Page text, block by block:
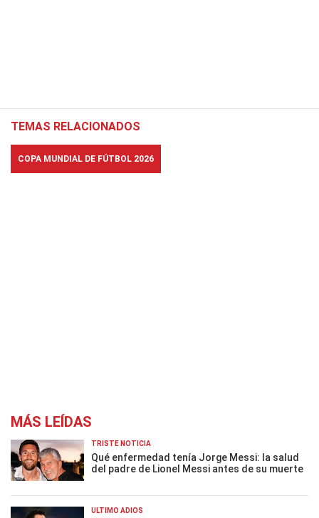
TEMAS RELACIONADOS
COPA MUNDIAL DE FÚTBOL 2026
MÁS LEÍDAS
TRISTE NOTICIA
Qué enfermedad tenía Jorge Messi: la salud
del padre de Lionel Messi antes de su muerte
ÚLTIMO ADIÓS